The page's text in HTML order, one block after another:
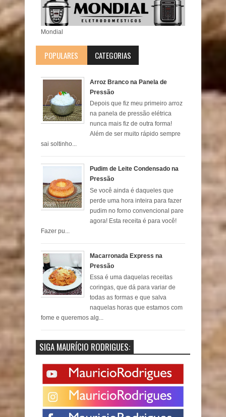
Mondial
POPULARES CATEGORIAS
Arroz Branco na Panela de
Pressão
Depois que fiz meu primeiro arroz
na panela de pressão elétrica
nunca mais fiz de outra forma!
Além de ser muito rápido sempre
sai soltinho...
Pudim de Leite Condensado na
Pressão
Se você ainda é daqueles que
perde uma hora inteira para fazer
pudim no forno convencional pare
agora! Esta receita é para você!
Fazer pu...
Macarronada Express na
Pressão
Essa é uma daquelas receitas
coringas, que dá para variar de
todas as formas e que salva
naquelas horas que estamos com
fome e queremos alg...
SIGA MAURÍCIO RODRIGUES: